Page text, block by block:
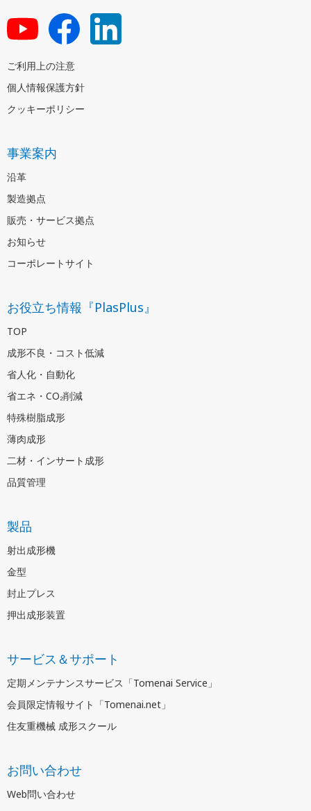
ご利用上の注意
個人情報保護方針
クッキーポリシー
事業案内
沿革
製造拠点
販売・サービス拠点
お知らせ
コーポレートサイト
お役立ち情報『PlasPlus』
TOP
成形不良・コスト低減
省人化・自動化
省エネ・CO₂削減
特殊樹脂成形
薄肉成形
二材・インサート成形
品質管理
製品
射出成形機
金型
封止プレス
押出成形装置
サービス＆サポート
定期メンテナンスサービス「Tomenai Service」
会員限定情報サイト「Tomenai.net」
住友重機械 成形スクール
お問い合わせ
Web問い合わせ